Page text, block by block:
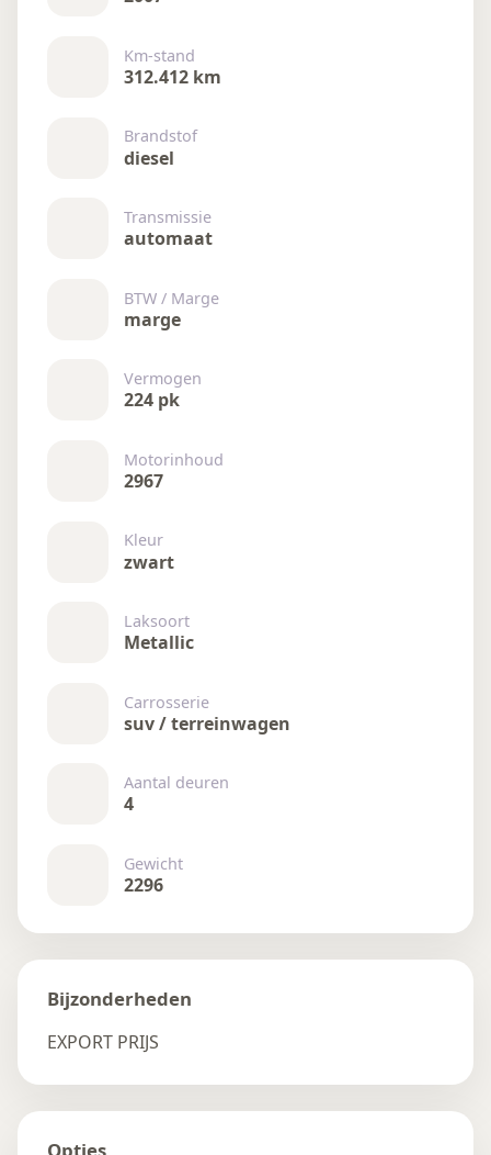
Km-stand
312.412 km
Brandstof
diesel
Transmissie
automaat
BTW / Marge
marge
Vermogen
224 pk
Motorinhoud
2967
Kleur
zwart
Laksoort
Metallic
Carrosserie
suv / terreinwagen
Aantal deuren
4
Gewicht
2296
Bijzonderheden
EXPORT PRIJS
Opties